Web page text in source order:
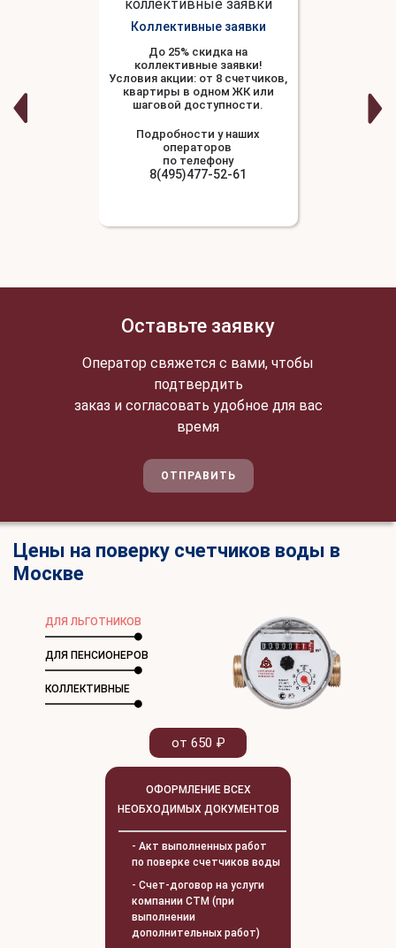
Коллективные заявки
До 25% скидка на
коллективные заявки!
Условия акции: от 8 счетчиков,
квартиры в одном ЖК или
шаговой доступности.
Подробности у наших
операторов
по телефону
8(495)477-52-61
Оставьте заявку
Оператор свяжется с вами, чтобы
подтвердить
заказ и согласовать удобное для вас
время
ОТПРАВИТЬ
Цены на поверку счетчиков воды в
Москве
ДЛЯ ЛЬГОТНИКОВ
ДЛЯ ПЕНСИОНЕРОВ
КОЛЛЕКТИВНЫЕ
от 650 ₽
ОФОРМЛЕНИЕ ВСЕХ
НЕОБХОДИМЫХ ДОКУМЕНТОВ
- Акт выполненных работ
по поверке счетчиков воды
- Счет-договор на услуги
компании СТМ (при
выполнении
дополнительных работ)